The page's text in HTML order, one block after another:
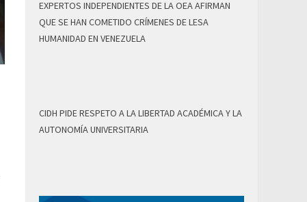
EXPERTOS INDEPENDIENTES DE LA OEA AFIRMAN
QUE SE HAN COMETIDO CRÍMENES DE LESA
HUMANIDAD EN VENEZUELA
CIDH PIDE RESPETO A LA LIBERTAD ACADÉMICA Y LA
AUTONOMÍA UNIVERSITARIA